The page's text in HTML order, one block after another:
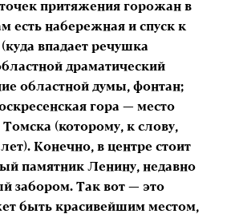
притяжения горожан в
есть набережная и спуск к
впадает речушка
драматический
областной думы, фонтан;
гора — место
Томска (которому, к слову,
Конечно, в центре стоит
памятник Ленину, недавно
забором. Так вот — это
быть красивейшим местом,